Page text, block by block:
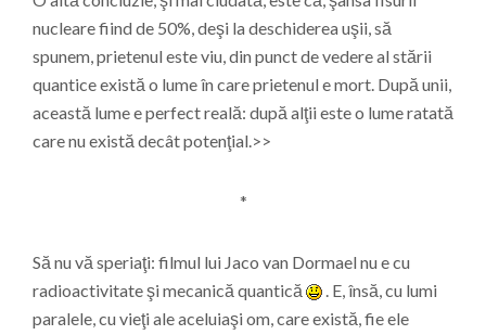
nucleare fiind de 50%, deşi la deschiderea uşii, să
spunem, prietenul este viu, din punct de vedere al stării
quantice există o lume în care prietenul e mort. După unii,
această lume e perfect reală: după alţii este o lume ratată
care nu există decât potenţial.>>
*
Să nu vă speriaţi: filmul lui Jaco van Dormael nu e cu
radioactivitate şi mecanică quantică
. E, însă, cu lumi
paralele, cu vieţi ale aceluiaşi om, care există, fie ele